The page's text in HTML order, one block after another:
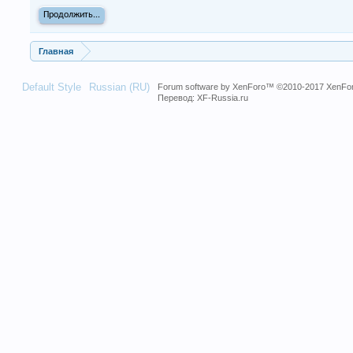
Продолжить...
Главная
Default Style Russian (RU) Forum software by XenForo™©2010-2017
Перевод:XF-Russia.ru